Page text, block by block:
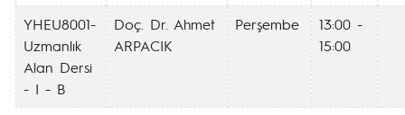
YHEU8001-
Uzmanlık
Alan Dersi
- I - B
Doç. Dr. Ahmet
ARPACIK
Perşembe
13:00 -
15:00